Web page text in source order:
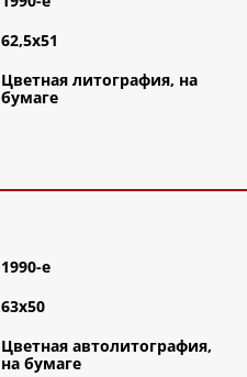
62,5х51
Цветная литография, на
бумаге
1990-е
63х50
Цветная автолитография,
на бумаге